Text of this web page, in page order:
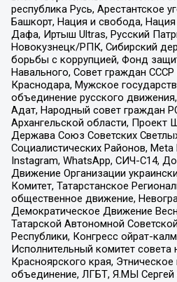
республика Русь, Арестантское
Башкорт, Нация и свобода, Нация
Дафа, Иртыш Ultras, Русский
Новокузнецк/РПК, Сибирский
борьбы с коррупцией, Фонд
Навального, Совет граждан СССР
Краснодара, Мужское
объединение русского
Адат, Народный совет граждан
Архангельской области, Проект
Держава Союз Советских
Социалистических Районов,
Instagram, WhatsApp, СИЧ-С14,
Движение Организации
Комитет, Татарстанское
общественное движение,
Демократическое Движение
Татарской Автономной
Республики, Конгресс ойрат-
Исполнительный комитет совета
Красноярского края,
объединение, ЛГБТ, Я.МЫ Сергей